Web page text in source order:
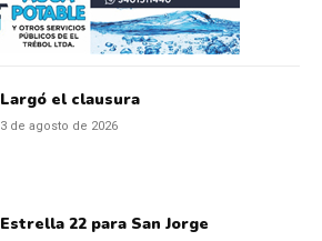
Largó el clausura
3 de agosto de 2026
Estrella 22 para San Jorge